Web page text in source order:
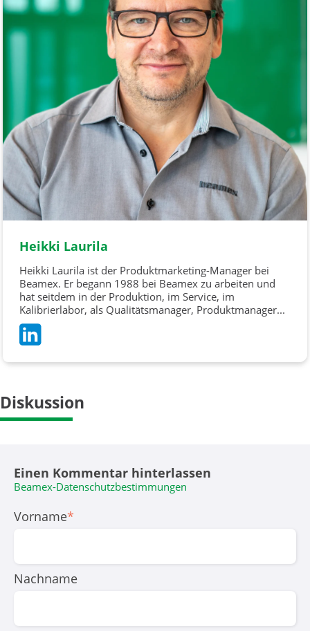
Heikki Laurila
Heikki Laurila ist der Produktmarketing-Manager bei
Beamex. Er begann 1988 bei Beamex zu arbeiten und
hat seitdem in der Produktion, im Service, im
Kalibrierlabor, als Qualitätsmanager, Produktmanager...
Diskussion
Einen Kommentar hinterlassen
Beamex-Datenschutzbestimmungen
Vorname*
Nachname